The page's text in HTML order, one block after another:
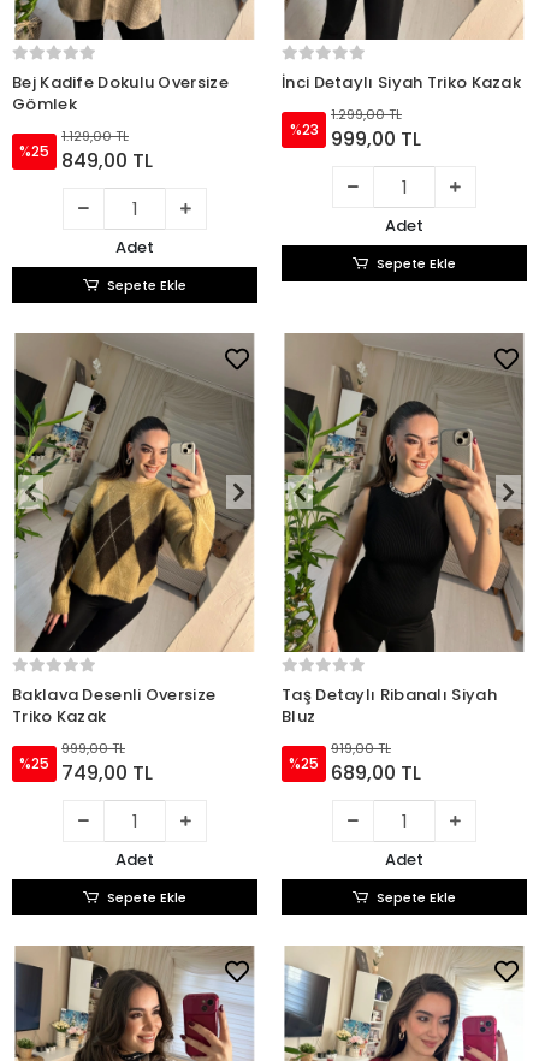
Bej Kadife Dokulu Oversize
Gömlek
%25
1.129,00 TL
849,00 TL
Adet
Sepete Ekle
İnci Detaylı Siyah Triko Kazak
%23
1.299,00 TL
999,00 TL
Adet
Sepete Ekle
Baklava Desenli Oversize
Triko Kazak
%25
999,00 TL
749,00 TL
Adet
Sepete Ekle
Taş Detaylı Ribanalı Siyah
Bluz
%25
919,00 TL
689,00 TL
Adet
Sepete Ekle